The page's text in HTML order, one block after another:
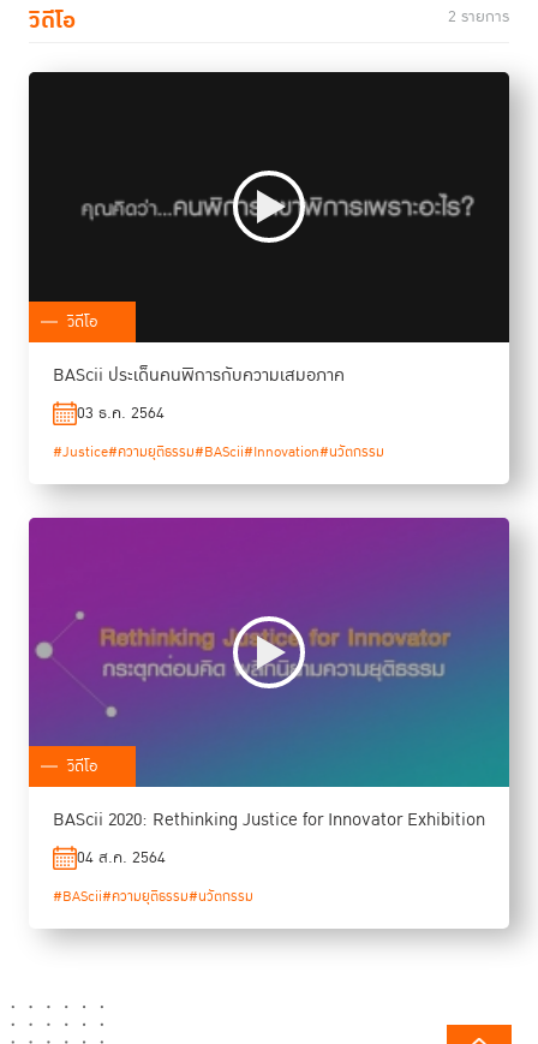
วิดีโอ 2 รายการ
วิดีโอ
BAScii ประเด็นคนพิการกับความเสมอภาค
03 ธ.ค. 2564
#Justice#ความยุติธรรม#BAScii#Innovation#นวัตกรรม
วิดีโอ
BAScii 2020: Rethinking Justice for Innovator Exhibition
04 ส.ค. 2564
#BAScii#ความยุติธรรม#นวัตกรรม